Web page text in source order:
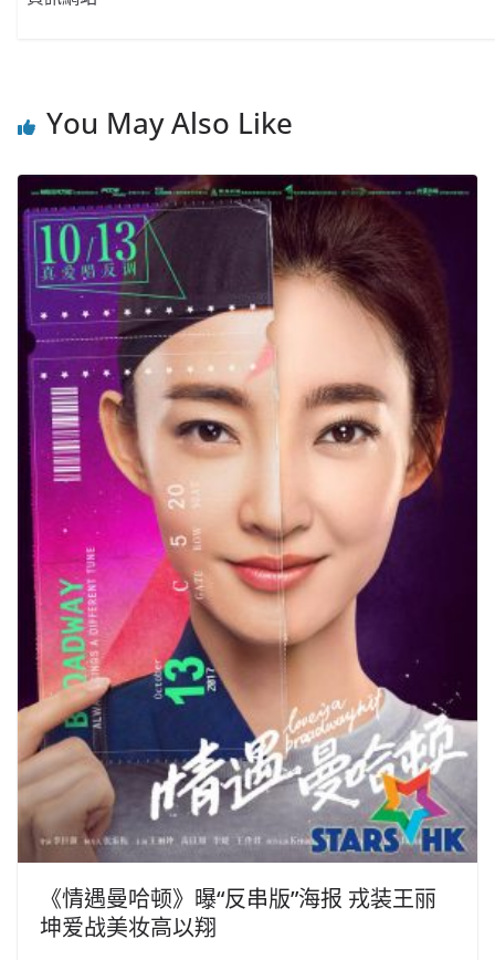
You May Also Like
《情遇曼哈顿》曝“反串版”海报 戎装王丽
坤爱战美妆高以翔